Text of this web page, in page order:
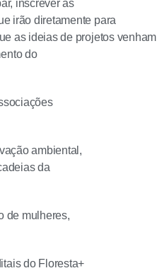
inscrever as
irão diretamente para
as ideias de projetos venham
do
ambiental,
da
de mulheres,
do Floresta+